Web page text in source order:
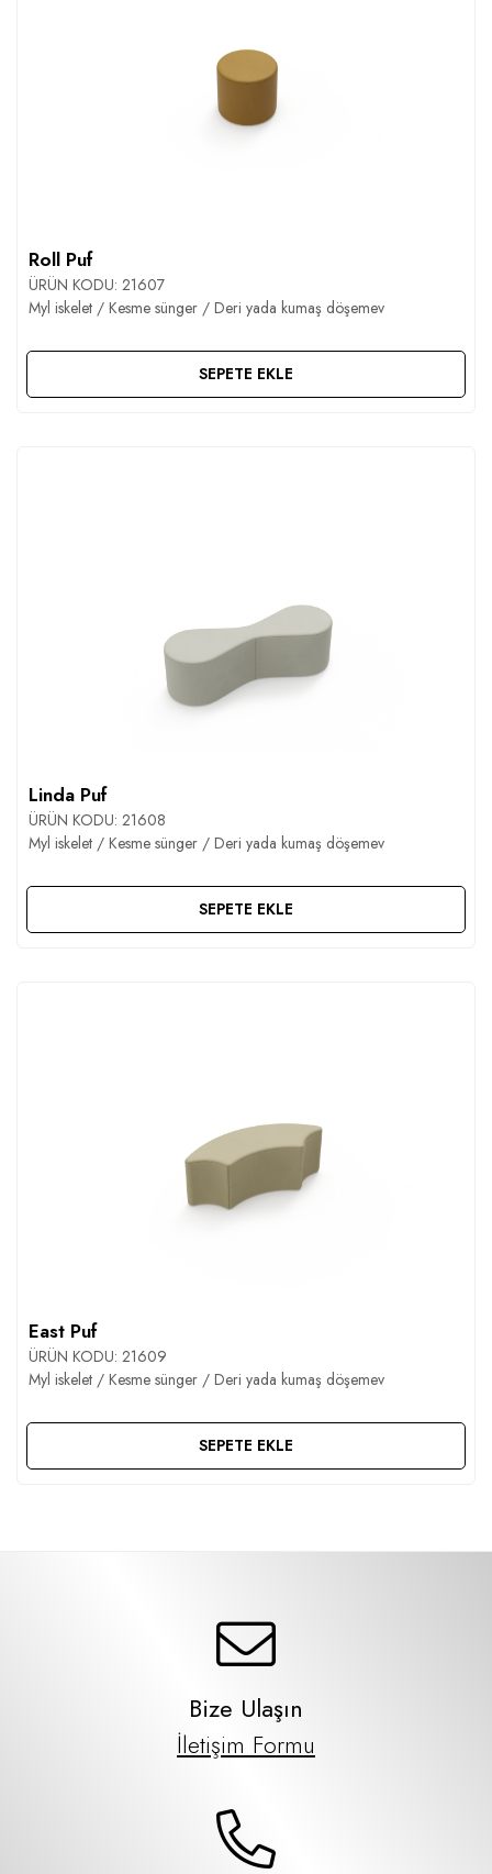
Roll Puf
ÜRÜN KODU: 21607
Myl iskelet / Kesme sünger / Deri yada kumaş döşemev
SEPETE EKLE
Linda Puf
ÜRÜN KODU: 21608
Myl iskelet / Kesme sünger / Deri yada kumaş döşemev
SEPETE EKLE
East Puf
ÜRÜN KODU: 21609
Myl iskelet / Kesme sünger / Deri yada kumaş döşemev
SEPETE EKLE
Bize Ulaşın
İletişim Formu